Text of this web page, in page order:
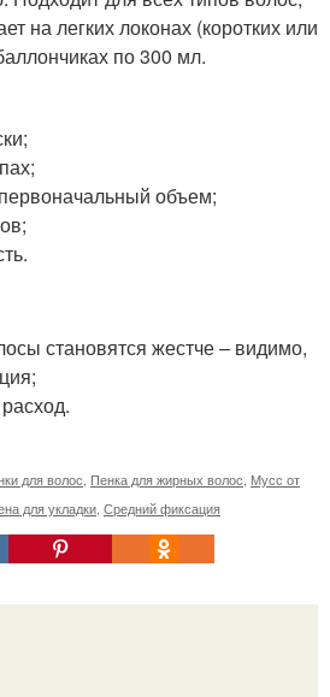
на легких локонах (коротких или
по 300 мл.
объем;
становятся жестче – видимо,
для волос Пенка для жирных волос Мусс от
для укладки Средний фиксация